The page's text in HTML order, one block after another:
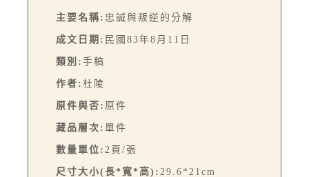
主要名稱: 忠誠與叛逆的分解
成文日期: 民國83年8月11日
類別: 手稿
作者: 杜陵
原件與否: 原件
藏品層次: 單件
數量單位: 2頁/張
尺寸大小(長*寬*高): 29.6*21cm